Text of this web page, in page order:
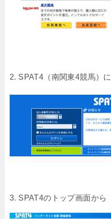
2. SPAT4（南関東4競馬）
3. SPAT4のトップ画面から